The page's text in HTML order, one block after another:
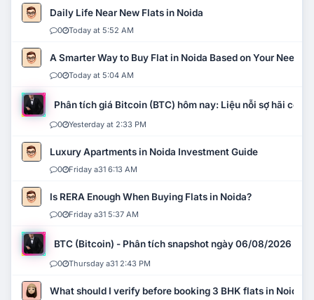
Daily Life Near New Flats in Noida
0 Today at 5:52 AM
A Smarter Way to Buy Flat in Noida Based on Your Needs
0 Today at 5:04 AM
Phân tích giá Bitcoin (BTC) hôm nay: Liệu nỗi sợ hãi có
0 Yesterday at 2:33 PM
Luxury Apartments in Noida Investment Guide
0 Friday a31 6:13 AM
Is RERA Enough When Buying Flats in Noida?
0 Friday a31 5:37 AM
BTC (Bitcoin) - Phân tích snapshot ngày 06/08/2026
0 Thursday a31 2:43 PM
What should I verify before booking 3 BHK flats in Noida?